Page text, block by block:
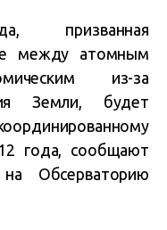
призванная
между атомным
из-за
Земли, будет
года, сообщают
на Обсерваторию